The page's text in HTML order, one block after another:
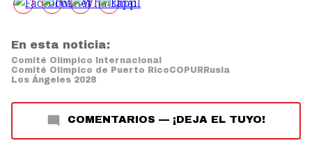
En esta noticia:
Comité Olímpico Internacional
Comité Olímpico de Puerto RicoCOPURRusia
Los Ángeles 2028
COMENTARIOS — ¡DEJA EL TUYO!